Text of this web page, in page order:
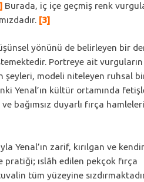
Burada, iç içe geçmiş renk
[3]
yönünü de belirleyen bir
Portreye ait
şeyleri, modeli niteleyen ruhsal
Yenal’ın kültür ortamında
bağımsız duyarlı fırça
Yenal’ın zarif, kırılgan ve
ıslâh edilen pekçok fırça
tüm yüzeyine